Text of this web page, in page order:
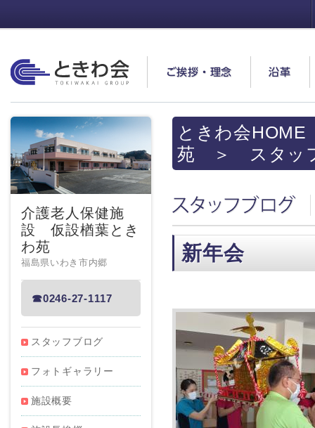
ご挨拶・理念 沿革
ときわ会HOME
苑 ＞ スタッ
スタッフブログ
新年会
介護老人保健施
設 仮設楢葉とき
わ苑
福島県いわき市内郷
☎0246-27-1117
スタッフブログ
フォトギャラリー
施設概要